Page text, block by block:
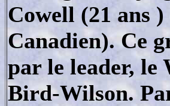
Cowell (21 ans
Canadien). Ce
par le leader,
Bird-Wilson.